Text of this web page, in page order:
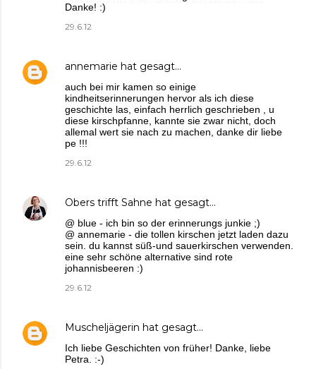
Danke! :)
29.6.12
annemarie hat gesagt…
auch bei mir kamen so einige
kindheitserinnerungen hervor als ich diese
geschichte las, einfach herrlich geschrieben , u
diese kirschpfanne, kannte sie zwar nicht, doch
allemal wert sie nach zu machen, danke dir liebe
pe !!!
29.6.12
Obers trifft Sahne hat gesagt…
@ blue - ich bin so der erinnerungs junkie ;)
@ annemarie - die tollen kirschen jetzt laden dazu
sein. du kannst süß-und sauerkirschen verwenden.
eine sehr schöne alternative sind rote
johannisbeeren :)
29.6.12
Muscheljägerin hat gesagt…
Ich liebe Geschichten von früher! Danke, liebe
Petra. :-)